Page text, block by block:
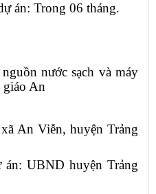
án: Trong 06 tháng.
nước sạch và máy
An
An Viễn, huyện Trảng
UBND huyện Trảng